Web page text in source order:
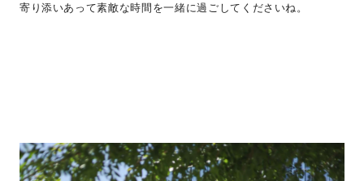
寄り添いあって素敵な時間を一緒に過ごしてくださいね。